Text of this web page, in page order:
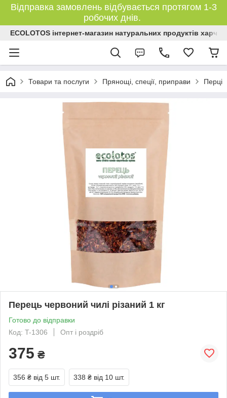
Відправка замовлень відбувається протягом 1-3
робочих днів.
ECOLOTOS інтернет-магазин натуральних продуктів
Товари та послуги Прянощі, спеції, приправи Перці
Перець червоний чилі різаний 1 кг
Готово до відправки
Код: T-1306
Опт і роздріб
375 ₴
356 ₴ від 5 шт. 338 ₴ від 10 шт.